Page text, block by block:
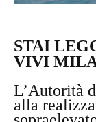
STAI
VIVI
L’Autorità
alla